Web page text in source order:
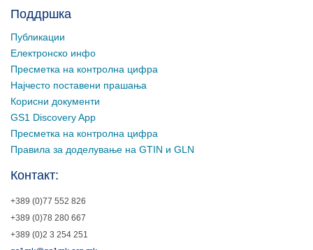
Поддршка
Публикации
Електронско инфо
Пресметка на контролна цифра
Најчесто поставени прашања
Корисни документи
GS1 Discovery App
Пресметка на контролна цифра
Правила за доделување на GTIN и GLN
Контакт:
+389 (0)77 552 826
+389 (0)78 280 667
+389 (0)2 3 254 251